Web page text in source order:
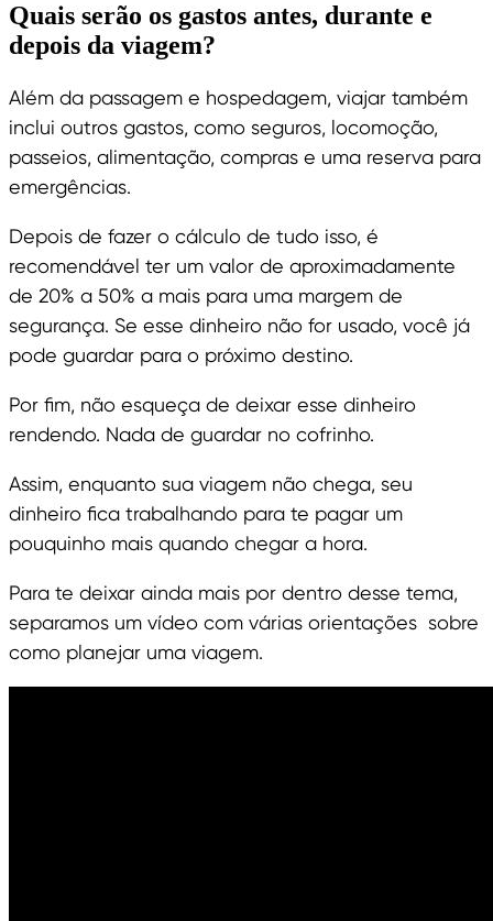
Quais serão os gastos antes, durante e
depois da viagem?
Além da passagem e hospedagem, viajar também
inclui outros gastos, como seguros, locomoção,
passeios, alimentação, compras e uma reserva para
emergências.
Depois de fazer o cálculo de tudo isso, é
recomendável ter um valor de aproximadamente
de 20% a 50% a mais para uma margem de
segurança. Se esse dinheiro não for usado, você já
pode guardar para o próximo destino.
Por fim, não esqueça de deixar esse dinheiro
rendendo. Nada de guardar no cofrinho.
Assim, enquanto sua viagem não chega, seu
dinheiro fica trabalhando para te pagar um
pouquinho mais quando chegar a hora.
Para te deixar ainda mais por dentro desse tema,
separamos um vídeo com várias orientações sobre
como planejar uma viagem.